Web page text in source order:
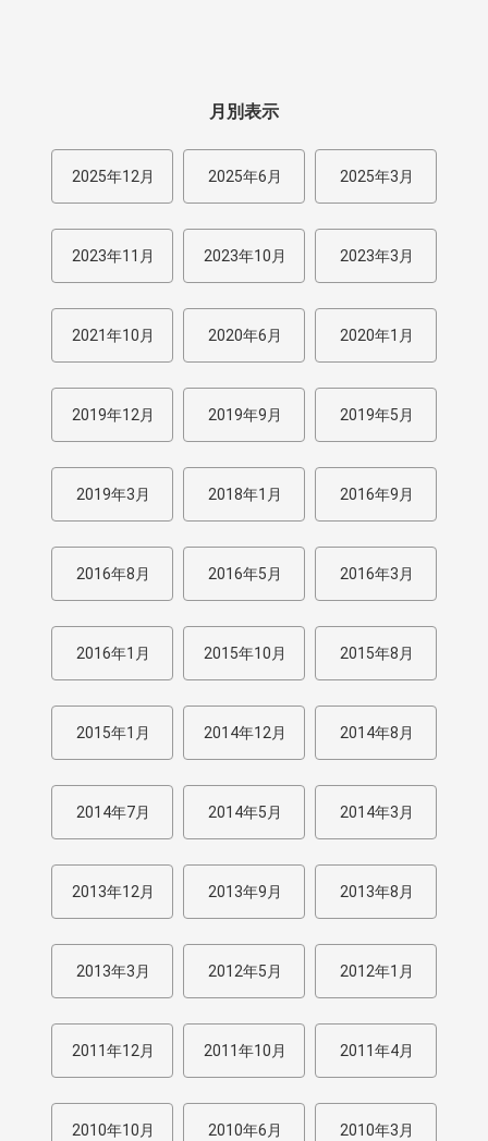
月別表示
2025年12月 2025年6月 2025年3月
2023年11月 2023年10月 2023年3月
2021年10月 2020年6月 2020年1月
2019年12月 2019年9月 2019年5月
2019年3月 2018年1月 2016年9月
2016年8月 2016年5月 2016年3月
2016年1月 2015年10月 2015年8月
2015年1月 2014年12月 2014年8月
2014年7月 2014年5月 2014年3月
2013年12月 2013年9月 2013年8月
2013年3月 2012年5月 2012年1月
2011年12月 2011年10月 2011年4月
2010年10月 2010年6月 2010年3月